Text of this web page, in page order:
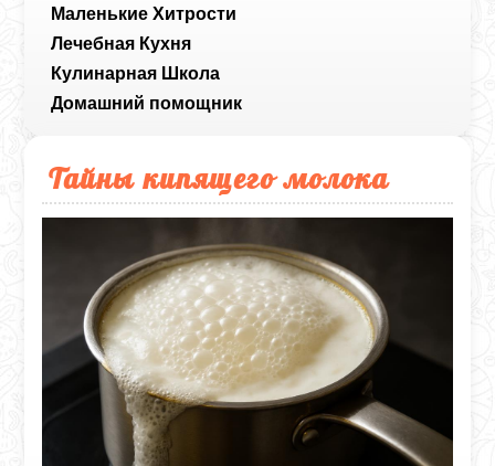
Маленькие Хитрости
Лечебная Кухня
Кулинарная Школа
Домашний помощник
Тайны кипящего молока